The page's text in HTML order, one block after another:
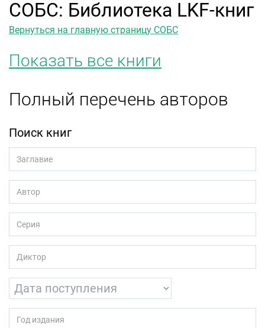
СОБС: Библиотека LKF-книг
Вернуться на главную страницу СОБС
Показать все книги
Полный перечень авторов
Поиск книг